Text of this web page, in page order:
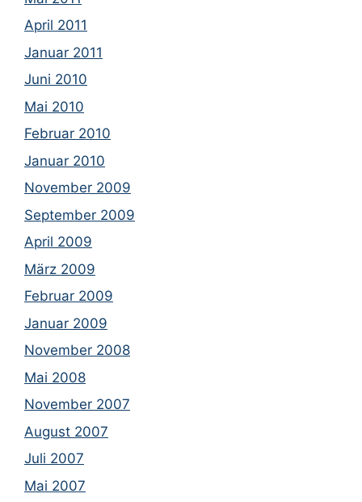
April 2011
Januar 2011
Juni 2010
Mai 2010
Februar 2010
Januar 2010
November 2009
September 2009
April 2009
März 2009
Februar 2009
Januar 2009
November 2008
Mai 2008
November 2007
August 2007
Juli 2007
Mai 2007